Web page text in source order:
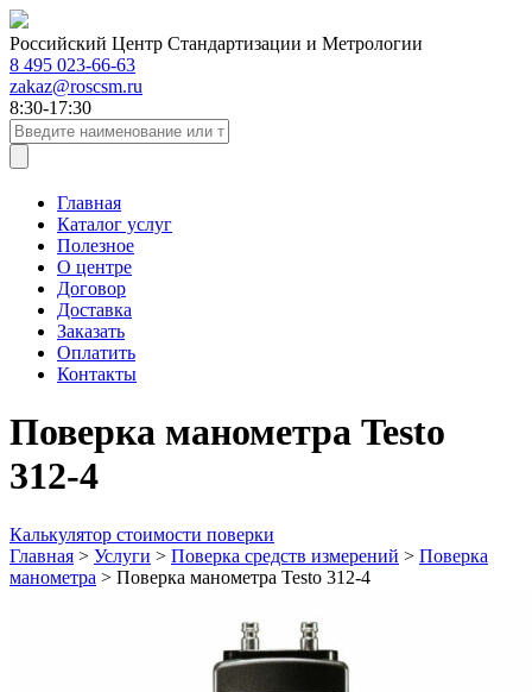
Российский Центр Стандартизации и Метрологии
8 495 023-66-63
zakaz@roscsm.ru
8:30-17:30
Главная
Каталог услуг
Полезное
О центре
Договор
Доставка
Заказать
Оплатить
Контакты
Поверка манометра Testo
312-4
Калькулятор стоимости поверки
Главная > Услуги > Поверка средств измерений > Поверка
манометра > Поверка манометра Testo 312-4